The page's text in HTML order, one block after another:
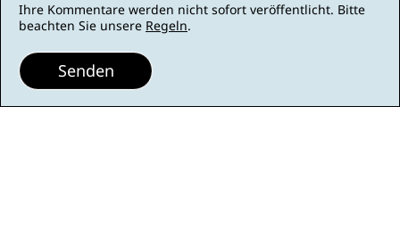
Ihre Kommentare werden nicht sofort veröffentlicht. Bitte
beachten Sie unsere Regeln.
Senden